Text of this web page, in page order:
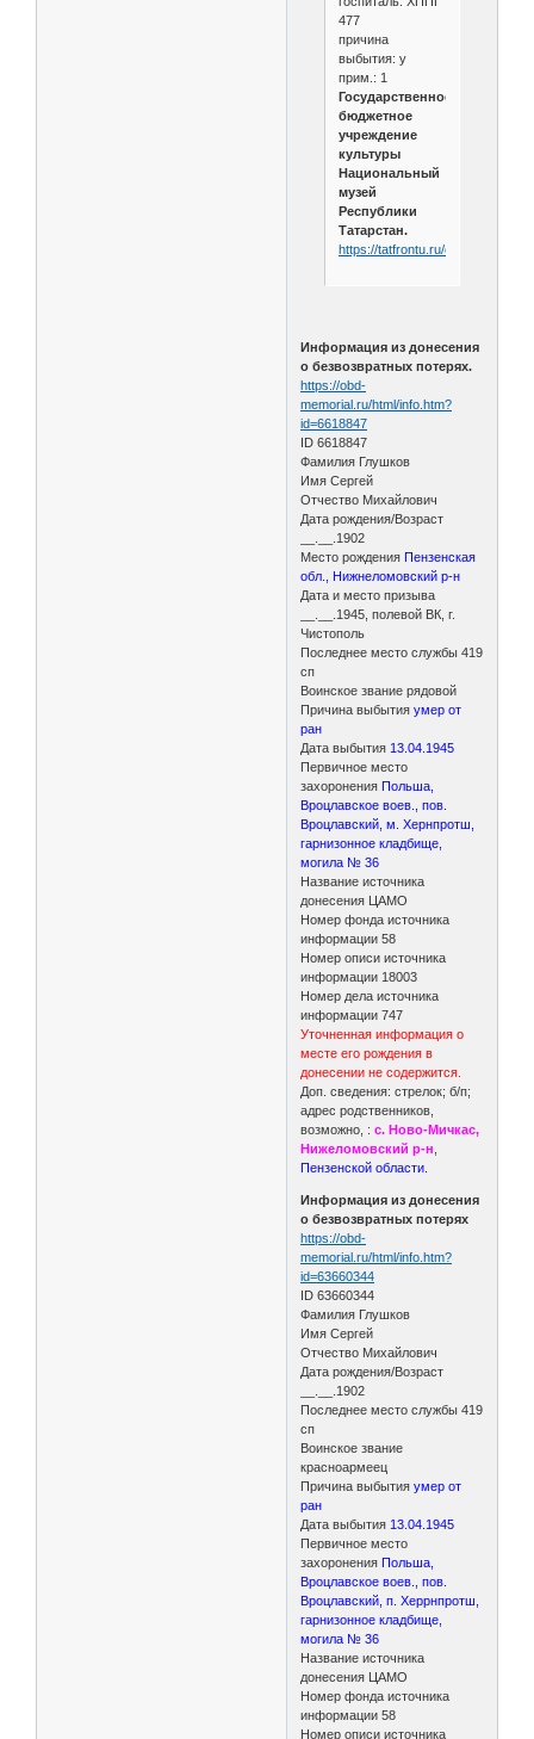
477
причина
выбытия: у
прим.: 1
Государственное
бюджетное
учреждение
культуры
Национальный
музей
Республики
Татарстан.
https://tatfrontu.ru/card/523757
Информация из донесения
о безвозвратных потерях.
https://obd-
memorial.ru/html/info.htm?
id=6618847
ID 6618847
Фамилия Глушков
Имя Сергей
Отчество Михайлович
Дата рождения/Возраст
__.__.1902
Место рожденияПензенская
обл., Нижнеломовский р-н
Дата и место призыва
__.__.1945, полевой ВК, г.
Чистополь
Последнее место службы 419
сп
Воинское звание рядовой
Причина выбытияумер от
ран
Дата выбытия 13.04.1945
Первичное место
захоронения Польша,
Вроцлавское воев., пов.
Вроцлавский, м. Хернпротш,
гарнизонное кладбище,
могила № 36
Название источника
донесения ЦАМО
Номер фонда источника
информации 58
Номер описи источника
информации 18003
Номер дела источника
информации 747
Уточненная информация о
месте его рождения в
донесении не содержится.
Доп. сведения: стрелок; б/п;
адрес родственников,
возможно, :с. Ново-Мичкас,
Нижеломовский р-н
Пензенской области.
Информация из донесения
о безвозвратных потерях
https://obd-
memorial.ru/html/info.htm?
id=63660344
ID 63660344
Фамилия Глушков
Имя Сергей
Отчество Михайлович
Дата рождения/Возраст
__.__.1902
Последнее место службы 419
сп
Воинское звание
красноармеец
Причина выбытияумер от
ран
Дата выбытия 13.04.1945
Первичное место
захоронения Польша,
Вроцлавское воев., пов.
Вроцлавский, п. Херрнпротш,
гарнизонное кладбище,
могила № 36
Название источника
донесения ЦАМО
Номер фонда источника
информации 58
Номер описи источника